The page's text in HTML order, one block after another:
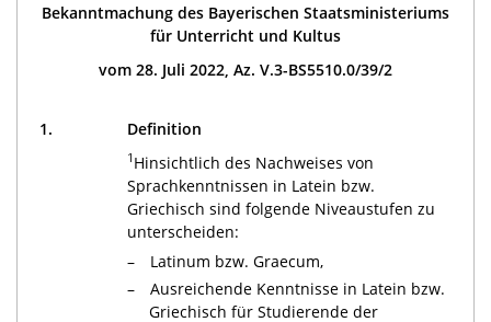
Bekanntmachung des Bayerischen Staatsministeriums
für Unterricht und Kultus
vom 28. Juli 2022, Az. V.3-BS5510.0/39/2
1. Definition
1 Hinsichtlich des Nachweises von
Sprachkenntnissen in Latein bzw.
Griechisch sind folgende Niveaustufen zu
unterscheiden:
Latinum bzw. Graecum,
Ausreichende Kenntnisse in Latein bzw.
Griechisch für Studierende der